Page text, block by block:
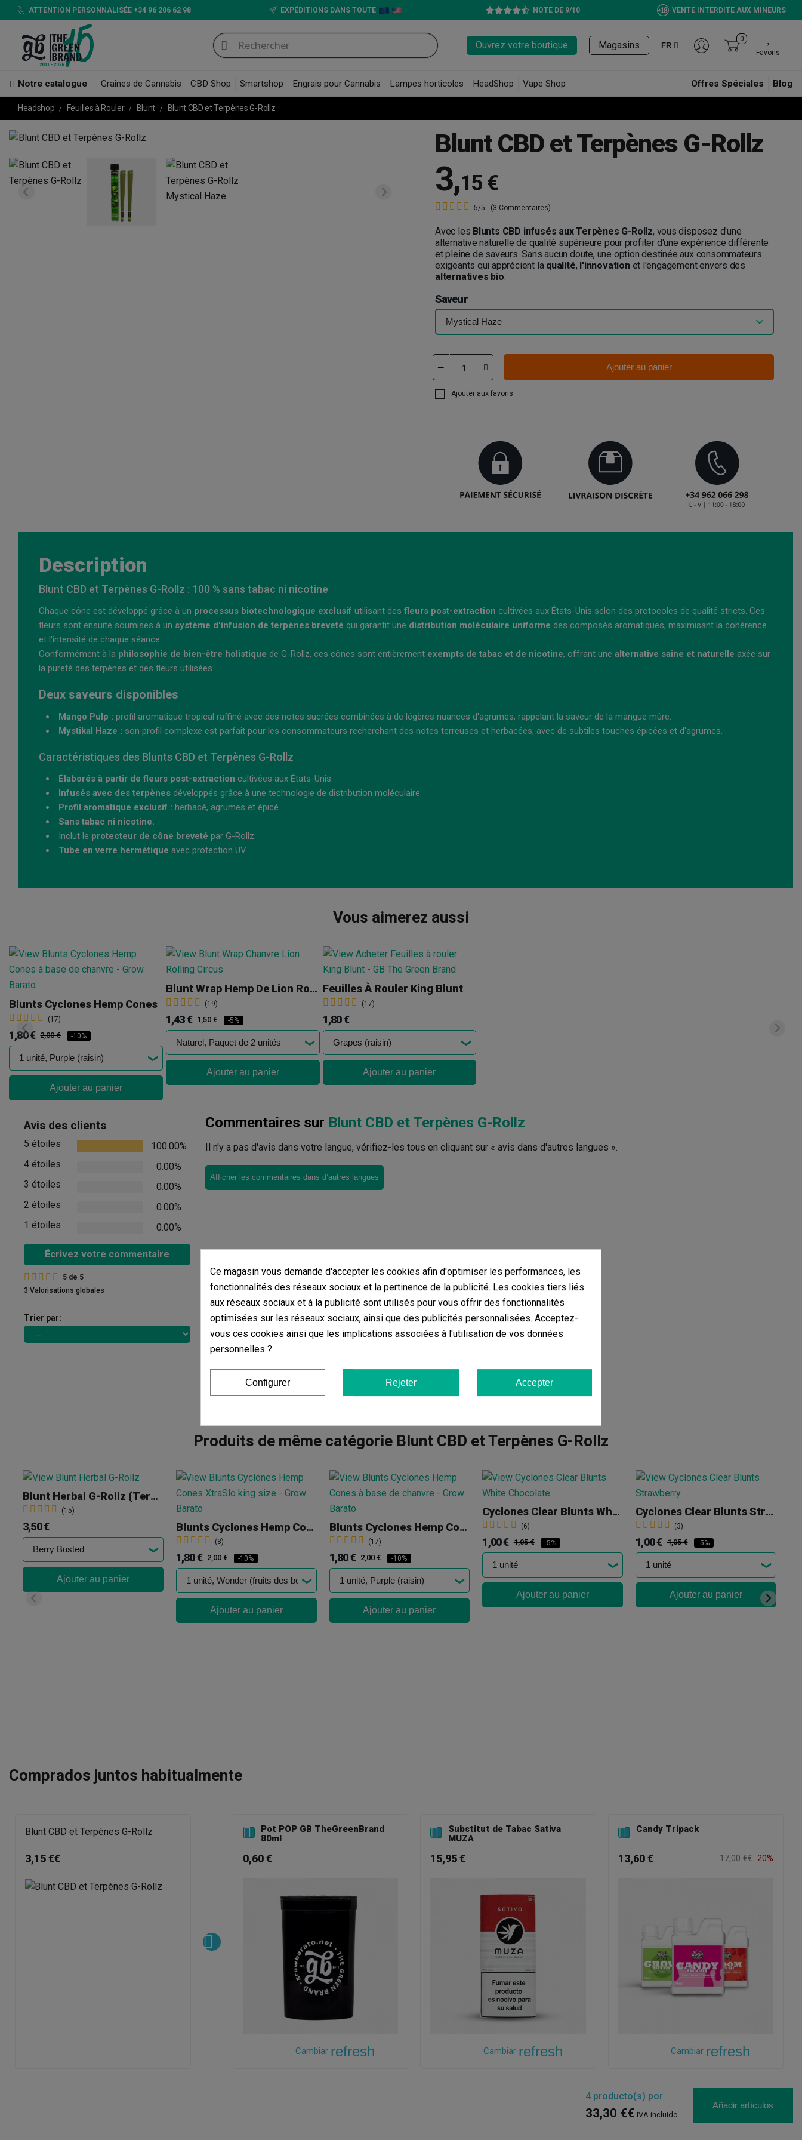
ATTENTION PERSONNALISÉE +34 96 206 62 98 EXPÉDITIONS DANS TOUTE NOTE DE 9/10 VENTE INTERDITE AUX MINEURS
Ouvrez votre boutique Magasins FR
0
Favoris
Notre catalogue Graines de Cannabis CBD Shop Smartshop Engrais pour Cannabis Lampes horticoles HeadShop Vape Shop Offres Spéciales Blog
Headshop Feuilles à Rouler Blunt Blunt CBD et Terpènes G-Rollz
Blunt CBD et Terpènes G-Rollz
3,15 €
5/5 (3 Commentaires)
Avec les Blunts CBD infusés aux Terpènes G-Rollz, vous disposez d'une
alternative naturelle de qualité supérieure pour profiter d'une expérience différente
et pleine de saveurs. Sans aucun doute, une option destinée aux consommateurs
exigeants qui apprécient la qualité, l'innovationet l'engagement envers des
alternatives bio.
Saveur
Ajouter au panier
Ajouter aux favoris
Description
Blunt CBD et Terpènes G-Rollz : 100 % sans tabac ni nicotine
Chaque cône est développé grâce à un processus biotechnologique exclusif utilisant desfleurs post-extraction cultivées aux États-Unis selon des protocoles de qualité stricts. Ces
fleurs sont ensuite soumises à un système d'infusion de terpènes breveté qui garantit une distribution moléculaire uniforme des composés aromatiques, maximisant la cohérence
et l'intensité de chaque séance.
Conformément à la philosophie de bien-être holistique de G-Rollz, ces cônes sont entièrement exempts de tabac et de nicotine, offrant une alternative saine et naturelle axée sur
la pureté des terpènes et des fleurs utilisées.
Deux saveurs disponibles
Mango Pulp : profil aromatique tropical raffiné avec des notes sucrées combinées à de légères nuances d'agrumes, rappelant la saveur de la mangue mûre.
Mystikal Haze : son profil complexe est parfait pour les consommateurs recherchant des notes terreuses et herbacées, avec de subtiles touches épicées et d'agrumes.
Caractéristiques des Blunts CBD et Terpènes G-Rollz
Élaborés à partir de fleurs post-extraction cultivées aux États-Unis.
Infusés avec des terpènes développés grâce à une technologie de distribution moléculaire.
Profil aromatique exclusif : herbacé, agrumes et épicé.
Sans tabac ni nicotine.
Inclut le protecteur de cône breveté par G-Rollz.
Tube en verre hermétique avec protection UV.
Vous aimerez aussi
Blunts Cyclones Hemp Cones
(17)
1,80 € 2,00 € -10%
Ajouter au panier
Blunt Wrap Hemp De Lion Rolling Circus
(19)
1,43 € 1,50 € -5%
Ajouter au panier
Feuilles À Rouler King Blunt
(17)
1,80 €
Ajouter au panier
Avis des clients
5 étoiles
100.00%
4 étoiles
0.00%
3 étoiles
0.00%
2 étoiles
0.00%
1 étoiles
0.00%
Écrivez votre commentaire
5 de 5
3 Valorisations globales
Trier par:
Commentaires sur Blunt CBD et Terpènes G-Rollz
Il n'y a pas d'avis dans votre langue, vérifiez-les tous en cliquant sur « avis dans d'autres langues ».
Afficher les commentaires dans d’autres langues
Produits de même catégorie Blunt CBD et Terpènes G-Rollz
Blunt Herbal G-Rollz (Terpene Infused)
(15)
3,50 €
Ajouter au panier
Blunts Cyclones Hemp Cones XtraSlo
(8)
1,80 € 2,00 € -10%
Ajouter au panier
Blunts Cyclones Hemp Cones
(17)
1,80 € 2,00 € -10%
Ajouter au panier
Cyclones Clear Blunts White Chocolate
(6)
1,00 € 1,05 € -5%
Ajouter au panier
Cyclones Clear Blunts Strawberry
(3)
1,00 € 1,05 € -5%
Ajouter au panier
Comprados juntos habitualmente
Blunt CBD et Terpènes G-Rollz
3,15 €€

Pot POP GB TheGreenBrand
80ml
0,60 €
Cambiar refresh

Substitut de Tabac Sativa
MUZA
15,95 €
Cambiar refresh
 Candy Tripack
13,60 € 17,00 €€ 20%
Cambiar refresh
4producto(s) por
33,30 €€ IVA incluido
Añadir artículos
Ce magasin vous demande d'accepter les cookies afin d'optimiser les performances, les
fonctionnalités des réseaux sociaux et la pertinence de la publicité. Les cookies tiers liés
aux réseaux sociaux et à la publicité sont utilisés pour vous offrir des fonctionnalités
optimisées sur les réseaux sociaux, ainsi que des publicités personnalisées. Acceptez-
vous ces cookies ainsi que les implications associées à l'utilisation de vos données
personnelles ?
Configurer Rejeter Accepter